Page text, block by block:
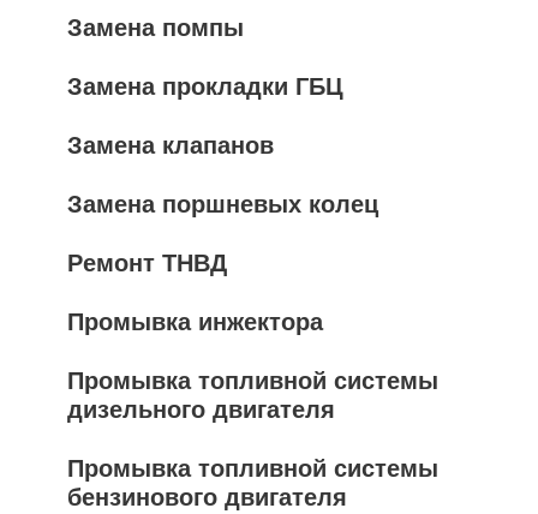
Замена помпы
Замена прокладки ГБЦ
Замена клапанов
Замена поршневых колец
Ремонт ТНВД
Промывка инжектора
Промывка топливной системы
дизельного двигателя
Промывка топливной системы
бензинового двигателя